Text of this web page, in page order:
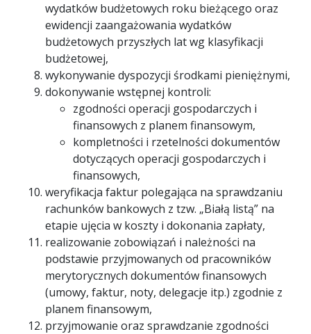
wydatków budżetowych roku bieżącego oraz
ewidencji zaangażowania wydatków
budżetowych przyszłych lat wg klasyfikacji
budżetowej,
wykonywanie dyspozycji środkami pieniężnymi,
dokonywanie wstępnej kontroli:
zgodności operacji gospodarczych i
finansowych z planem finansowym,
kompletności i rzetelności dokumentów
dotyczących operacji gospodarczych i
finansowych,
weryfikacja faktur polegająca na sprawdzaniu
rachunków bankowych z tzw. „Białą listą” na
etapie ujęcia w koszty i dokonania zapłaty,
realizowanie zobowiązań i należności na
podstawie przyjmowanych od pracowników
merytorycznych dokumentów finansowych
(umowy, faktur, noty, delegacje itp.) zgodnie z
planem finansowym,
przyjmowanie oraz sprawdzanie zgodności